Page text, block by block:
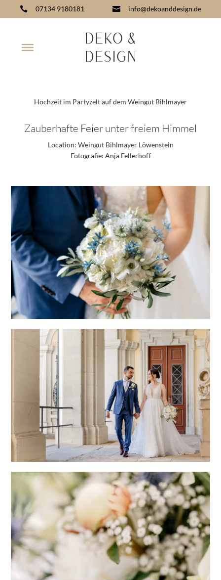
 07134 9180181  info@dekoanddesign.de
Hochzeit im Partyzelt auf dem Weingut Bihlmayer
Zauberhafte Feier unter freiem Himmel
Location: Weingut Bihlmayer Löwenstein
Fotografie: Anja Fellerhoff